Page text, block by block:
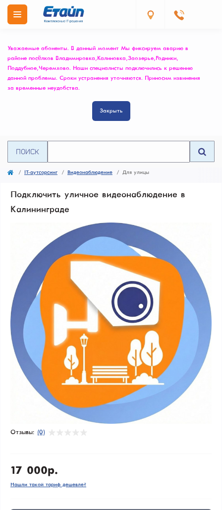
Уважаемые абоненты. В данный момент Мы фиксируем аварию в
районе посёлков Владимировка, Калиновка, Заозерье, Родники,
Поддубное, Черемхово. Наши специалисты подключились к решению
данной проблемы. Сроки устранения уточняются. Приносим извинения
за временные неудобства.
Закрыть
ПОИСК
IT-аутсорсинг Видеонаблюдение Для улицы
Подключить уличное видеонаблюдение в
Калининграде
Отзывы: (0)
17 000р.
Нашли такой тариф дешевле?